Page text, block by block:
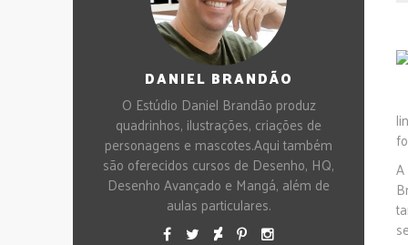
DANIEL BRANDÃO
O Estúdio Daniel Brandão produz
quadrinhos, ilustrações, criações de
personagens e mascotes.Aqui também
são oferecidos cursos de Desenho, HQ,
Desenho Avançado e Mangá, além de
aulas particulares.